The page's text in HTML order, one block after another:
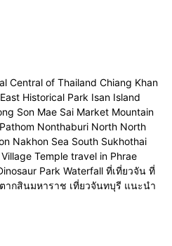
Central of Thailand Chiang Khan
Historical Park Isan Island
Son Mae Sai Market Mountain
Nonthaburi North North
Nakhon Sea South Sukhothai
Temple travel in Phrae
Park Waterfall ที่เที่ยวจัน ที่
ากสินมหาราช เที่ยวจันทบุรี แนะนำ